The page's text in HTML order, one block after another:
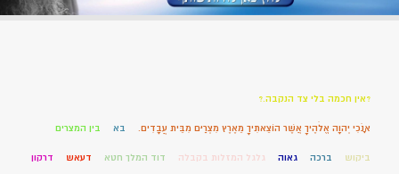
?אין חכמה בלי צד הנקבה.?
אָנֹכִי יְהוָה אֱלֹהֶיךָ אֲשֶׁר הוֹצֵאתִיךָ מֵאֶרֶץ מִצְרַיִם מִבֵּית עֲבָדִים. בא בין המצרים
ביקוש ברכה גאוה גלגל המזלות בקבלה דוד המלך חטא דעאש דרקון